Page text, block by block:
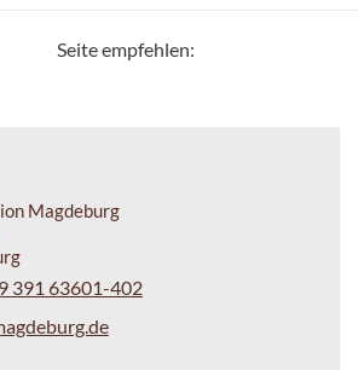
Seite empfehlen:
Magdeburg
391 63601-402